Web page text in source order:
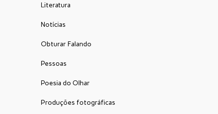
Literatura
Notícias
Obturar Falando
Pessoas
Poesia do Olhar
Produções fotográficas